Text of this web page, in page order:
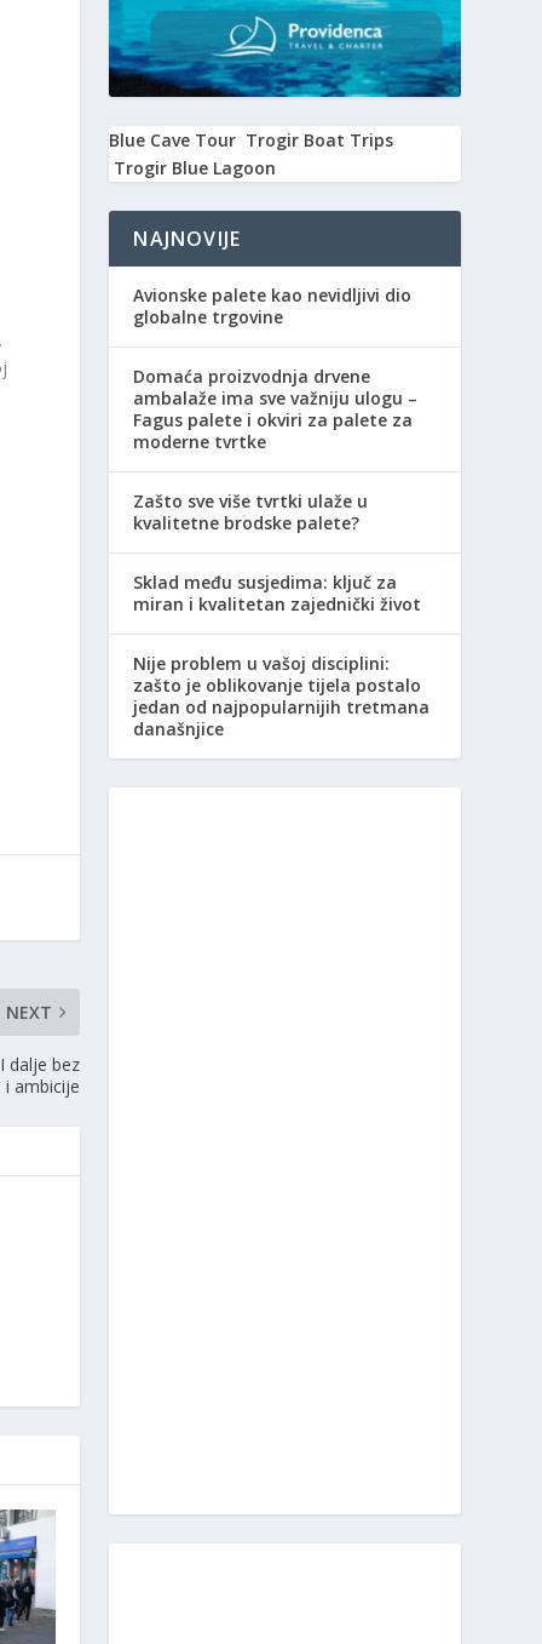
NEXT
dalje bez
i ambicije
Blue Cave Tour Trogir Boat Trips
Trogir Blue Lagoon
NAJNOVIJE
Avionske palete kao nevidljivi dio
globalne trgovine
Domaća proizvodnja drvene
ambalaže ima sve važniju ulogu –
Fagus palete i okviri za palete za
moderne tvrtke
Zašto sve više tvrtki ulaže u
kvalitetne brodske palete?
Sklad među susjedima: ključ za
miran i kvalitetan zajednički život
Nije problem u vašoj disciplini:
zašto je oblikovanje tijela postalo
jedan od najpopularnijih tretmana
današnjice